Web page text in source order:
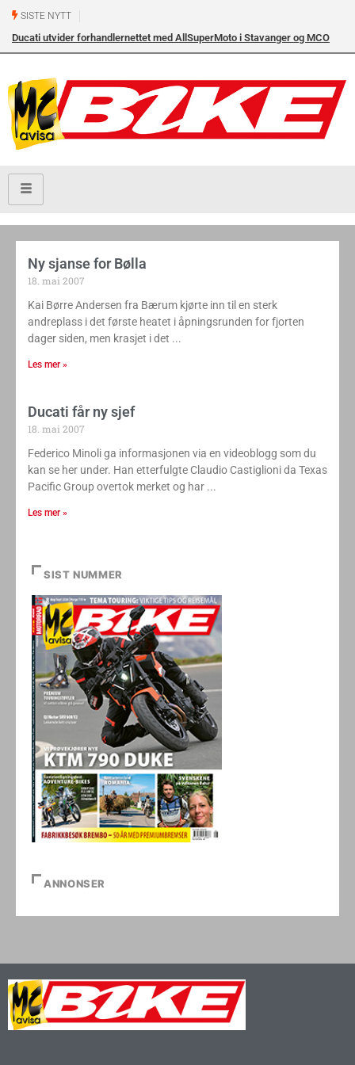
SISTE NYTT
Ducati utvider forhandlernettet med AllSuperMoto i Stavanger og MCO
Ny sjanse for Bølla
18. mai 2007
Kai Børre Andersen fra Bærum kjørte inn til en sterk
andreplass i det første heatet i åpningsrunden for fjorten
dager siden, men krasjet i det
Les mer »
Ducati får ny sjef
18. mai 2007
Federico Minoli ga informasjonen via en videoblogg som du
kan se her under. Han etterfulgte Claudio Castiglioni da Texas
Pacific Group overtok merket og har
Les mer »
SIST NUMMER
ANNONSER